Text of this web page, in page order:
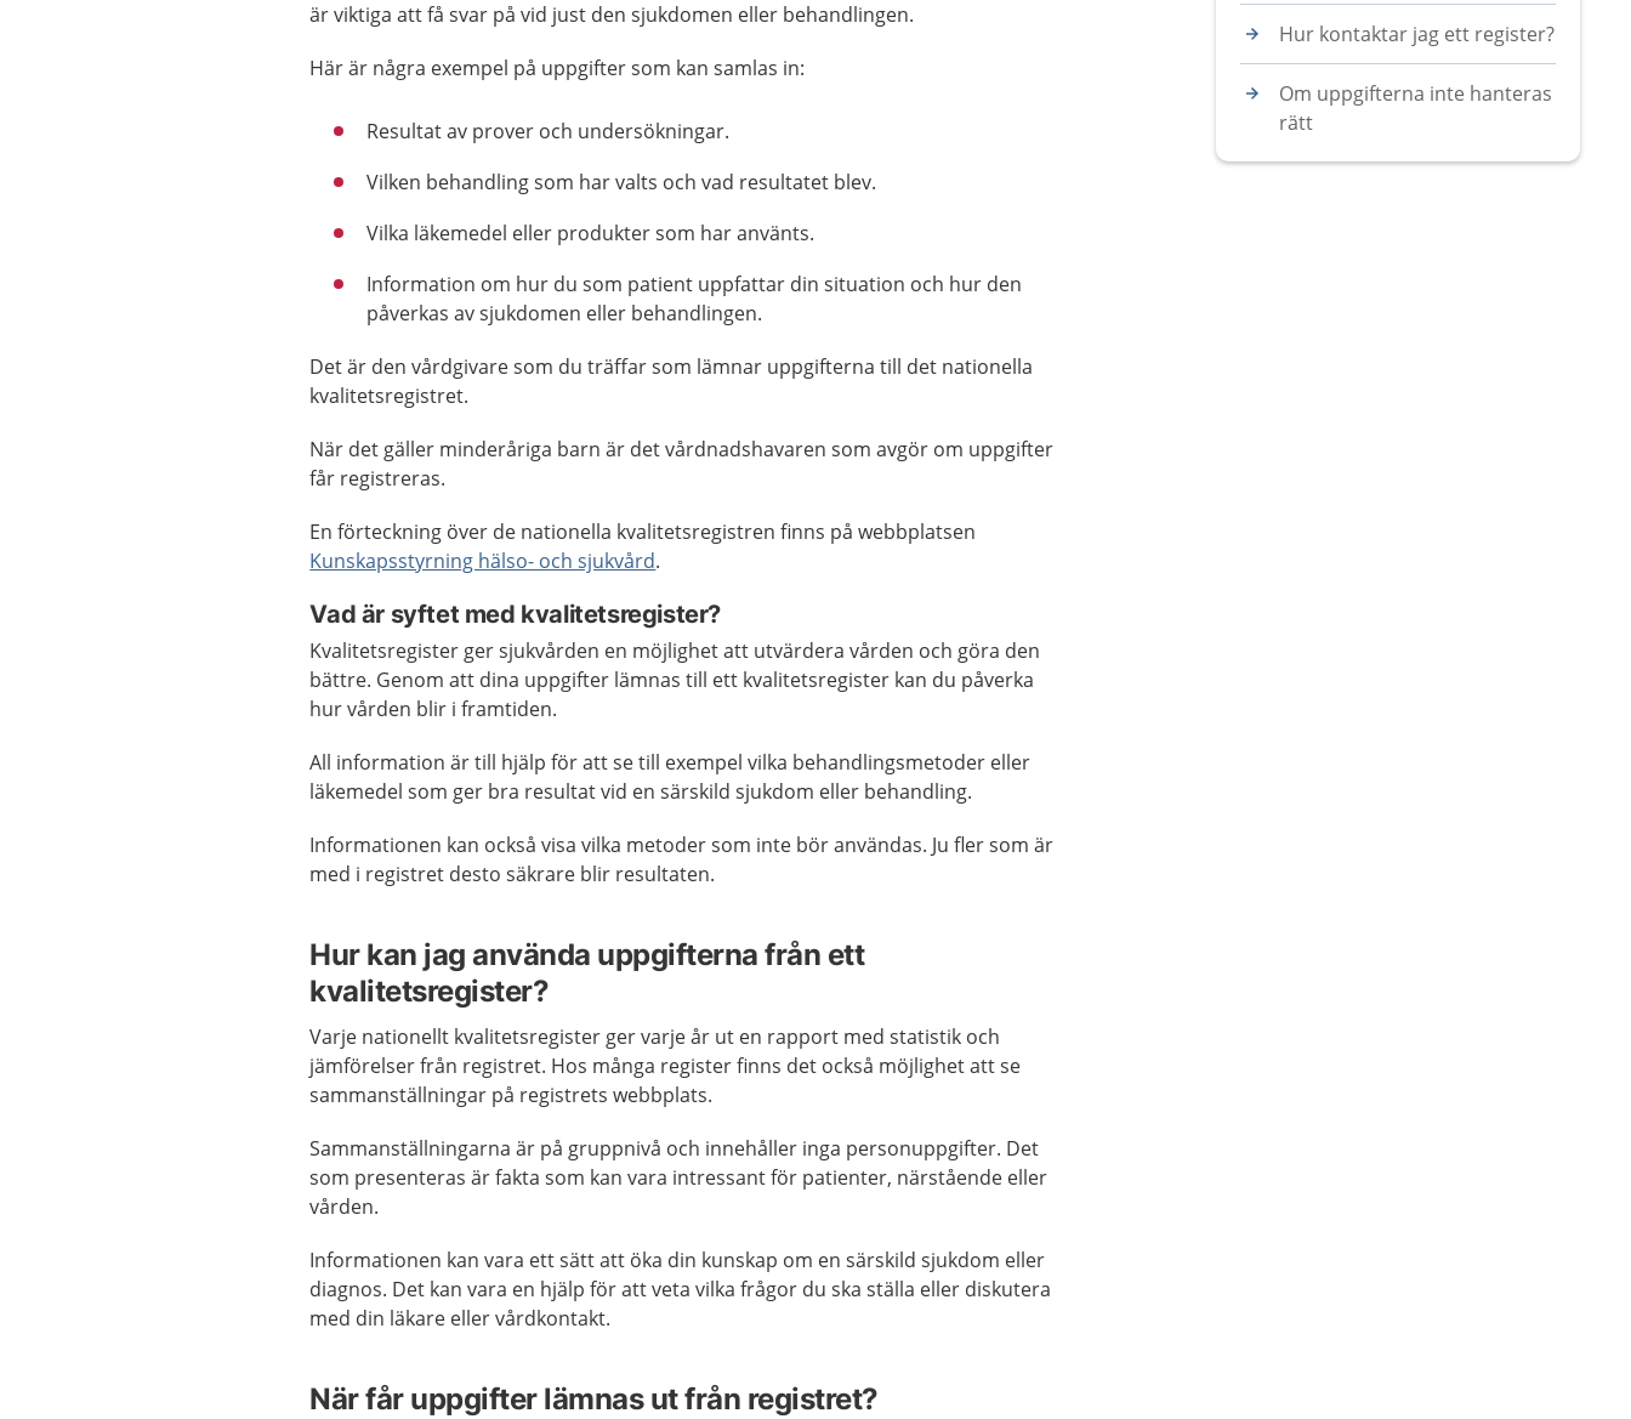
är viktiga att få svar på vid just den sjukdomen eller behandlingen.
Här är några exempel på uppgifter som kan samlas in:
Resultat av prover och undersökningar.
Vilken behandling som har valts och vad resultatet blev.
Vilka läkemedel eller produkter som har använts.
Information om hur du som patient uppfattar din situation och hur den
påverkas av sjukdomen eller behandlingen.
Det är den vårdgivare som du träffar som lämnar uppgifterna till det nationella
kvalitetsregistret.
När det gäller minderåriga barn är det vårdnadshavaren som avgör om uppgifter
får registreras.
En förteckning över de nationella kvalitetsregistren finns på webbplatsen
Kunskapsstyrning hälso- och sjukvård.
Vad är syftet med kvalitetsregister?
Kvalitetsregister ger sjukvården en möjlighet att utvärdera vården och göra den
bättre. Genom att dina uppgifter lämnas till ett kvalitetsregister kan du påverka
hur vården blir i framtiden.
All information är till hjälp för att se till exempel vilka behandlingsmetoder eller
läkemedel som ger bra resultat vid en särskild sjukdom eller behandling.
Informationen kan också visa vilka metoder som inte bör användas. Ju fler som är
med i registret desto säkrare blir resultaten.
Hur kan jag använda uppgifterna från ett
kvalitetsregister?
Varje nationellt kvalitetsregister ger varje år ut en rapport med statistik och
jämförelser från registret. Hos många register finns det också möjlighet att se
sammanställningar på registrets webbplats.
Sammanställningarna är på gruppnivå och innehåller inga personuppgifter. Det
som presenteras är fakta som kan vara intressant för patienter, närstående eller
vården.
Informationen kan vara ett sätt att öka din kunskap om en särskild sjukdom eller
diagnos. Det kan vara en hjälp för att veta vilka frågor du ska ställa eller diskutera
med din läkare eller vårdkontakt.
När får uppgifter lämnas ut från registret?
Hur kontaktar jag ett register?
Om uppgifterna inte hanteras
rätt